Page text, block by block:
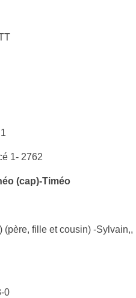
1- 2762
(cap)-Timéo
(père, fille et cousin) -Sylvain,,
0